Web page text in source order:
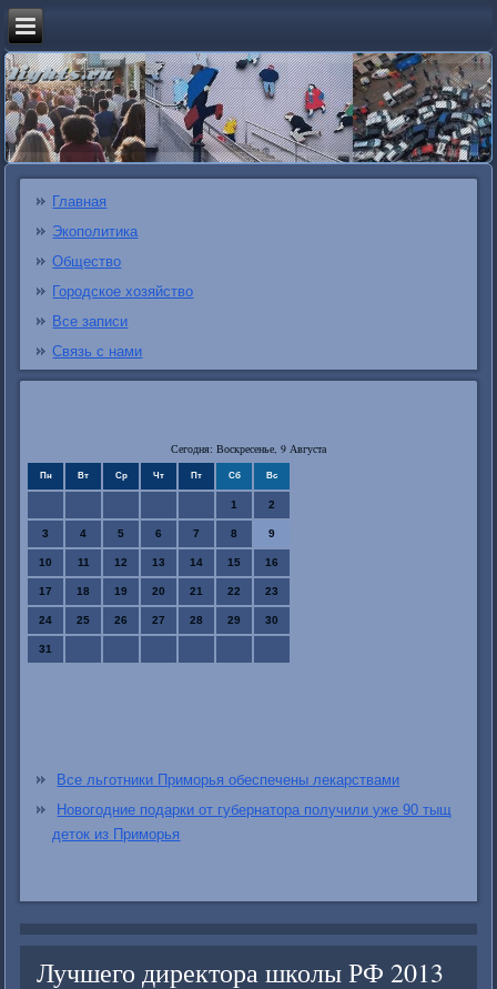
Главная
Экополитика
Общество
Городское хозяйство
Все записи
Связь с нами
Сегодня: Воскресенье, 9 Августа
Пн Вт Ср Чт Пт Сб Вс
1 2
3 4 5 6 7 8 9
10 11 12 13 14 15 16
17 18 19 20 21 22 23
24 25 26 27 28 29 30
31
Все льготники Приморья обеспечены лекарствами
Новогодние подарки от губернатора получили уже 90 тыщ
деток из Приморья
Лучшего директора школы РФ 2013